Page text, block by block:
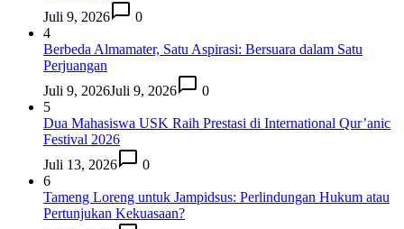
Juli 9, 2026
0
4
Berbeda Almamater, Satu Aspirasi: Bersuara dalam Satu
Perjuangan
Juli 9, 2026Juli 9, 2026
0
5
Dua Mahasiswa USK Raih Prestasi di International Qur’anic
Festival 2026
Juli 13, 2026
0
6
Tameng Loreng untuk Jampidsus: Perlindungan Hukum atau
Pertunjukan Kekuasaan?